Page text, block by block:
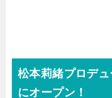
松本莉緒プロデ
にオープン！